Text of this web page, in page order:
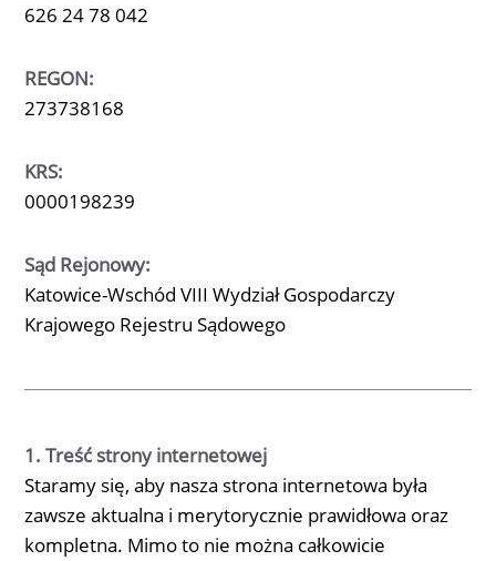
626 24 78 042
REGON:
273738168
KRS:
0000198239
Sąd Rejonowy:
Katowice-Wschód VIII Wydział Gospodarczy
Krajowego Rejestru Sądowego
1. Treść strony internetowej
Staramy się, aby nasza strona internetowa była
zawsze aktualna i merytorycznie prawidłowa oraz
kompletna. Mimo to nie można całkowicie